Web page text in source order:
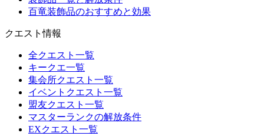
百竜装飾品のおすすめと効果
クエスト情報
全クエスト一覧
キークエ一覧
集会所クエスト一覧
イベントクエスト一覧
盟友クエスト一覧
マスターランクの解放条件
EXクエスト一覧